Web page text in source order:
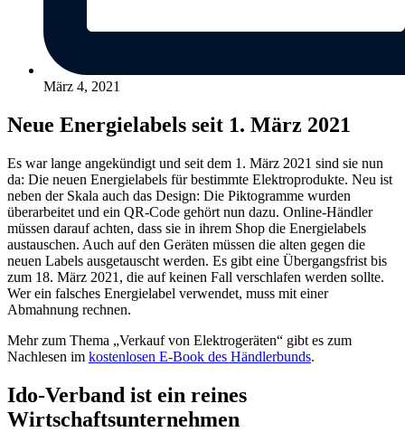
März 4, 2021
Neue Energielabels seit 1. März 2021
Es war lange angekündigt und seit dem 1. März 2021 sind sie nun
da: Die neuen Energielabels für bestimmte Elektroprodukte. Neu ist
neben der Skala auch das Design: Die Piktogramme wurden
überarbeitet und ein QR-Code gehört nun dazu. Online-Händler
müssen darauf achten, dass sie in ihrem Shop die Energielabels
austauschen. Auch auf den Geräten müssen die alten gegen die
neuen Labels ausgetauscht werden. Es gibt eine Übergangsfrist bis
zum 18. März 2021, die auf keinen Fall verschlafen werden sollte.
Wer ein falsches Energielabel verwendet, muss mit einer
Abmahnung rechnen.
Mehr zum Thema „Verkauf von Elektrogeräten“ gibt es zum
Nachlesen im kostenlosen E-Book des Händlerbunds.
Ido-Verband ist ein reines
Wirtschaftsunternehmen